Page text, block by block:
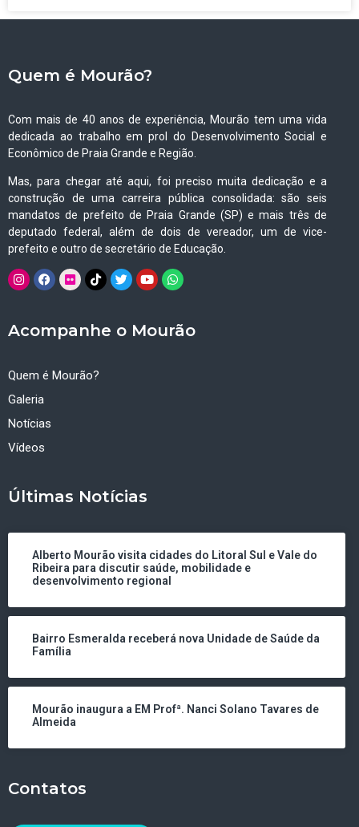
Quem é Mourão?
Com mais de 40 anos de experiência, Mourão tem uma vida
dedicada ao trabalho em prol do Desenvolvimento Social e
Econômico de Praia Grande e Região.
Mas, para chegar até aqui, foi preciso muita dedicação e a
construção de uma carreira pública consolidada: são seis
mandatos de prefeito de Praia Grande (SP) e mais três de
deputado federal, além de dois de vereador, um de vice-
prefeito e outro de secretário de Educação.
Acompanhe o Mourão
Quem é Mourão?
Galeria
Notícias
Vídeos
Últimas Notícias
Alberto Mourão visita cidades do Litoral Sul e Vale do
Ribeira para discutir saúde, mobilidade e
desenvolvimento regional
Bairro Esmeralda receberá nova Unidade de Saúde da
Família
Mourão inaugura a EM Profª. Nanci Solano Tavares de
Almeida
Contatos